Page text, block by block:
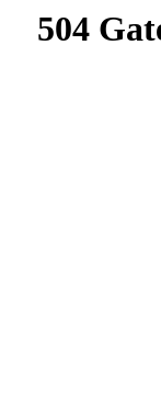
504